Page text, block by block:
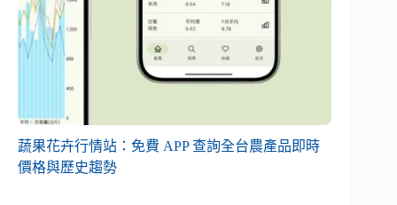
蔬果花卉行情站：免費 APP 查詢全台農產品即時
價格與歷史趨勢